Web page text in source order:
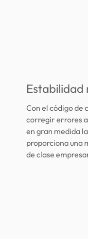
Con el código de
corregir errores
en gran medida
proporciona una
de clase